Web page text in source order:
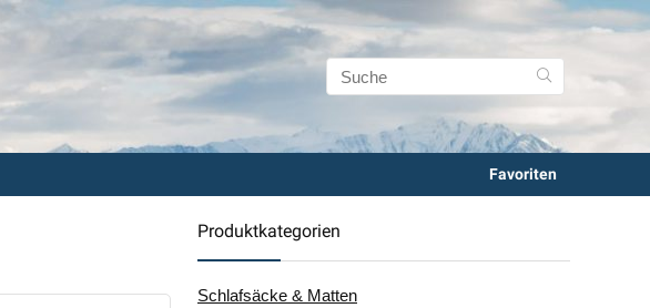
Favoriten
Produktkategorien
Schlafsäcke & Matten